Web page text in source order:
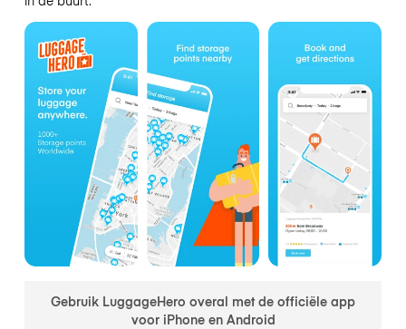
Gebruik LuggageHero overal met de officiële app
voor iPhone en Android